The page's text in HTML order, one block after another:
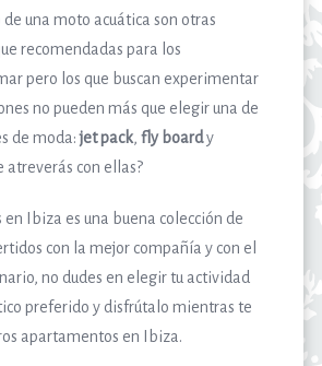
una moto acuática son otras
recomendadas para los
pero los que buscan experimentar
no pueden más que elegir una de
de moda:jet pack,fly boardy
atreverás con ellas?
en Ibiza es una buena colección de
con la mejor compañía y con el
no dudes en elegir tu actividad
preferido y disfrútalo mientras te
apartamentos en Ibiza.